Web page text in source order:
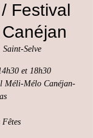
Festival
Saint-Selve
et 18h30
Méli-Mélo Canéjan-
Fêtes